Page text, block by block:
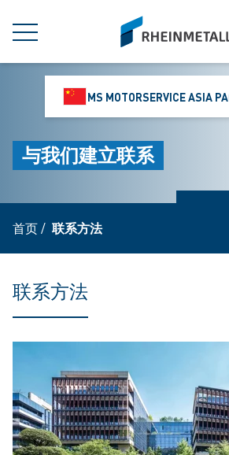
菜单
siteLogo
MS MOTORSERVICE ASIA
与我们建立联系
首页/ 联系方法
联系方法